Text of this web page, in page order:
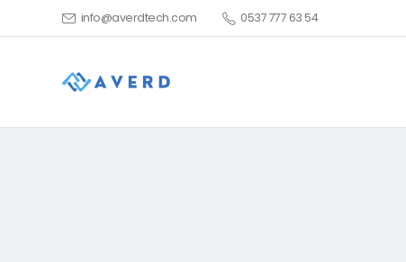
info@averdtech.com 0537 777 63 54